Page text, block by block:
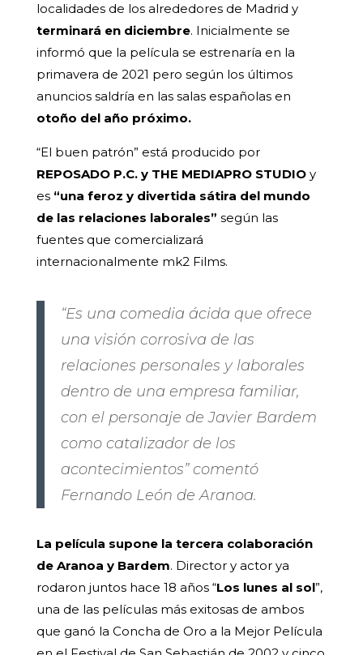
localidades de los alrededores de Madrid y
terminará en diciembre. Inicialmente se
informó que la película se estrenaría en la
primavera de 2021 pero según los últimos
anuncios saldría en las salas españolas en
otoño del año próximo.
“El buen patrón” está producido por
REPOSADO P.C. y THE MEDIAPRO STUDIOy
es “una feroz y divertida sátira del mundo
de las relaciones laborales” según las
fuentes que comercializará
internacionalmente mk2 Films.
“Es una comedia ácida que ofrece
una visión corrosiva de las
relaciones personales y laborales
dentro de una empresa familiar,
con el personaje de Javier Bardem
como catalizador de los
acontecimientos” comentó
Fernando León de Aranoa.
La película supone la tercera colaboración
de Aranoa y Bardem. Director y actor ya
rodaron juntos hace 18 años “Los lunes al sol”,
una de las películas más exitosas de ambos
que ganó la Concha de Oro a la Mejor Película